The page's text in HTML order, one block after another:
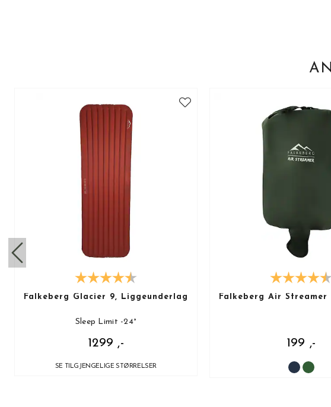
Falkeberg Glacier 9, Liggeunderlag
Sleep Limit -24°
1299 ,-
SE TILGJENGELIGE STØRRELSER
Falkeberg Air Streamer
199 ,-